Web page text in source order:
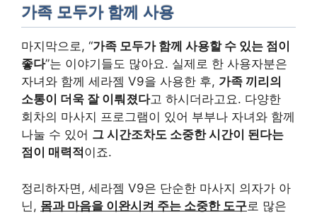
가족 모두가 함께 사용
마지막으로, “가족 모두가 함께 사용할 수 있는 점이
좋다”는 이야기들도 많아요. 실제로 한 사용자분은
자녀와 함께 세라젬 V9을 사용한 후, 가족 끼리의
소통이 더욱 잘 이뤄졌다고 하시더라고요. 다양한
회차의 마사지 프로그램이 있어 부부나 자녀와 함께
나눌 수 있어 그 시간조차도 소중한 시간이 된다는
점이 매력적 이죠.
정리하자면, 세라젬 V9은 단순한 마사지 의자가 아
닌, 몸과 마음을 이완시켜 주는 소중한 도구로 많은